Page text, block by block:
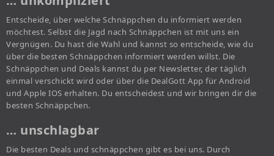
Entscheide, über welche Schnäppchen du informiert werden
möchtest. Selbst die Jagd nach Schnäppchen ist mit uns ein
Vergnügen. Du hast die Wahl und kannst so entscheide, wie du
über die besten Schnäppchen informiert werden willst. Die
Schnäppchen und Deals kannst du per Newsletter, der täglich
einmal verschickt wird oder über die DealGott App für Android
und Apple IOS erhalten. Du entscheidest und wir bringen dir die
besten Schnäppchen.
… unschlagbar
Die besten Deals und schnäppchen gibt es bei uns. Durch